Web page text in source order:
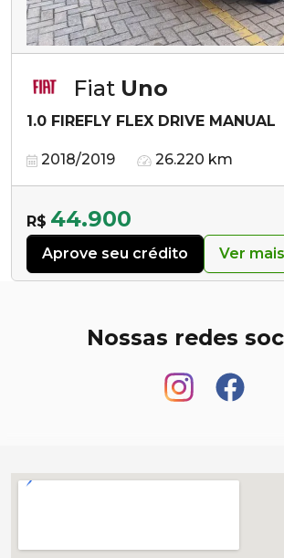
Fiat Uno
1.0 FIREFLY FLEX DRIVE MANUAL
2018/2019 26.220 km
R$ 44.900
Aprove seu crédito Ver mais
Nossas redes